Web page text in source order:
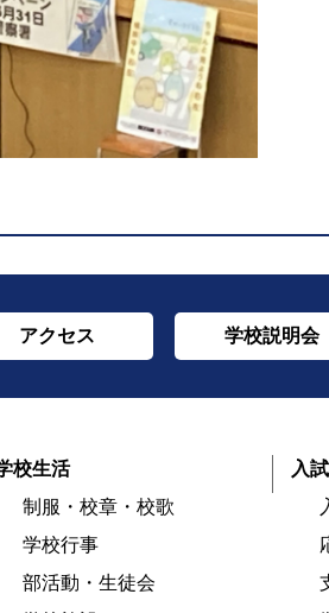
アクセス 学校説明会
校生活
制服・校章・校歌
学校行事
部活動・生徒会
入